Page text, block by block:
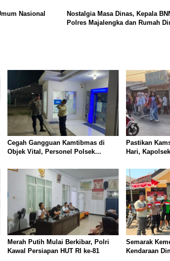
Nasional
Nostalgia Masa Dinas, Kepala
Polres Majalengka dan Rumah
Cegah Gangguan Kamtibmas di
Objek Vital, Personel Polsek
Menyapa Security Bank BRI Desa
Baturuyuk
Pastikan
Hari,
di Tiga Titik
Merah Putih Mulai Berkibar, Polri
Kawal Persiapan HUT RI ke-81
Semarak
Kendaraan